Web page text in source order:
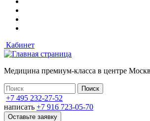
Кабинет
Медицина премиум-класса в центре
+7 495 232-27-52
написать +7 916 723-05-70
Оставьте заявку